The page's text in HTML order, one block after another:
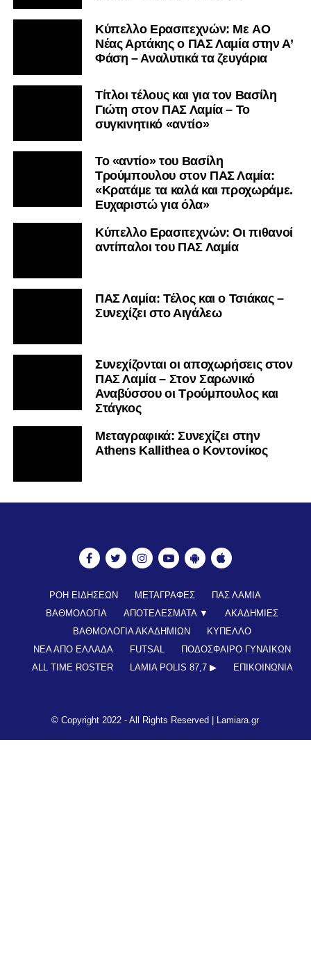
Kύπελλο Ερασιτεχνών: Με AO
Nέας Αρτάκης ο ΠΑΣ Λαμία στην Α’
Φάση – Αναλυτικά τα ζευγάρια
Τίτλοι τέλους και για τον Βασίλη
Γιώτη στον ΠΑΣ Λαμία – Το
συγκινητικό «αντίο»
Το «αντίο» του Βασίλη
Τρούμπουλου στον ΠΑΣ Λαμία:
«Κρατάμε τα καλά και προχωράμε.
Ευχαριστώ για όλα»
Κύπελλο Ερασιτεχνών: Οι πιθανοί
αντίπαλοι του ΠΑΣ Λαμία
ΠΑΣ Λαμία: Τέλος και ο Τσιάκας –
Συνεχίζει στο Αιγάλεω
Συνεχίζονται οι αποχωρήσεις στον
ΠΑΣ Λαμία – Στον Σαρωνικό
Αναβύσσου οι Τρούμπουλος και
Στάγκος
Mεταγραφικά: Συνεχίζει στην
Athens Kallithea ο Κοντονίκος
ΡΟΗ ΕΙΔΗΣΕΩΝ ΜΕΤΑΓΡΑΦΕΣ
ΠΑΣ ΛΑΜΙΑ
ΒΑΘΜΟΛΟΓΙΑ
ΑΠΟΤΕΛΕΣΜΑΤΑ ▼
ΑΚΑΔΗΜΙΕΣ
ΒΑΘΜΟΛΟΓΙΑ ΑΚΑΔΗΜΙΩΝ
ΚΥΠΕΛΛΟ
ΝΕΑ ΑΠΟ ΕΛΛΑΔΑ
FUTSAL
ΠΟΔΟΣΦΑΙΡΟ ΓΥΝΑΙΚΩΝ
ALL TIME ROSTER
LAMIA POLIS 87,7 ▶︎ ΕΠΙΚΟΙΝΩΝΊΑ
© Copyright 2022 - All Rights Reserved | Lamiara.gr